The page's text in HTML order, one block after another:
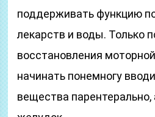
поддерживать функцию
лекарств и воды. Только
восстановления
начинать понемногу
вещества парентерально,